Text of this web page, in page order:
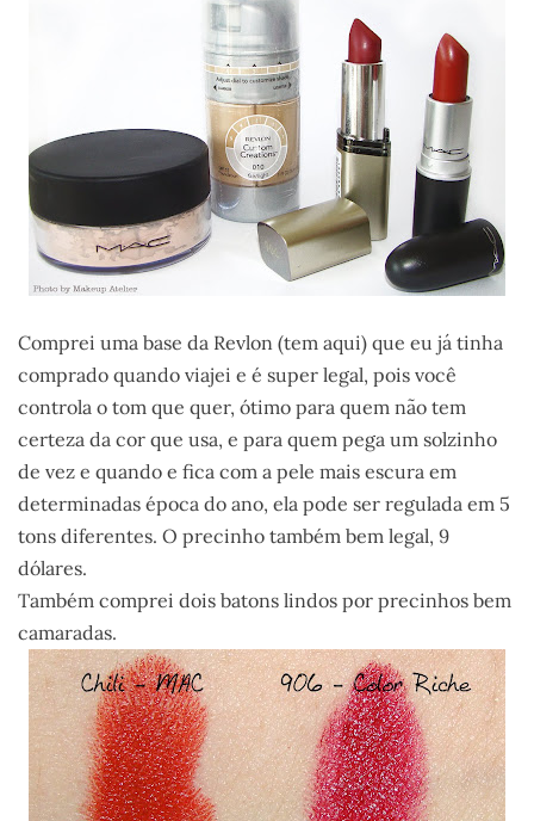
Comprei uma base da Revlon (tem aqui) que eu já tinha
comprado quando viajei e é super legal, pois você
controla o tom que quer, ótimo para quem não tem
certeza da cor que usa, e para quem pega um solzinho
de vez e quando e fica com a pele mais escura em
determinadas época do ano, ela pode ser regulada em 5
tons diferentes. O precinho também bem legal, 9
dólares.
Também comprei dois batons lindos por precinhos bem
camaradas.